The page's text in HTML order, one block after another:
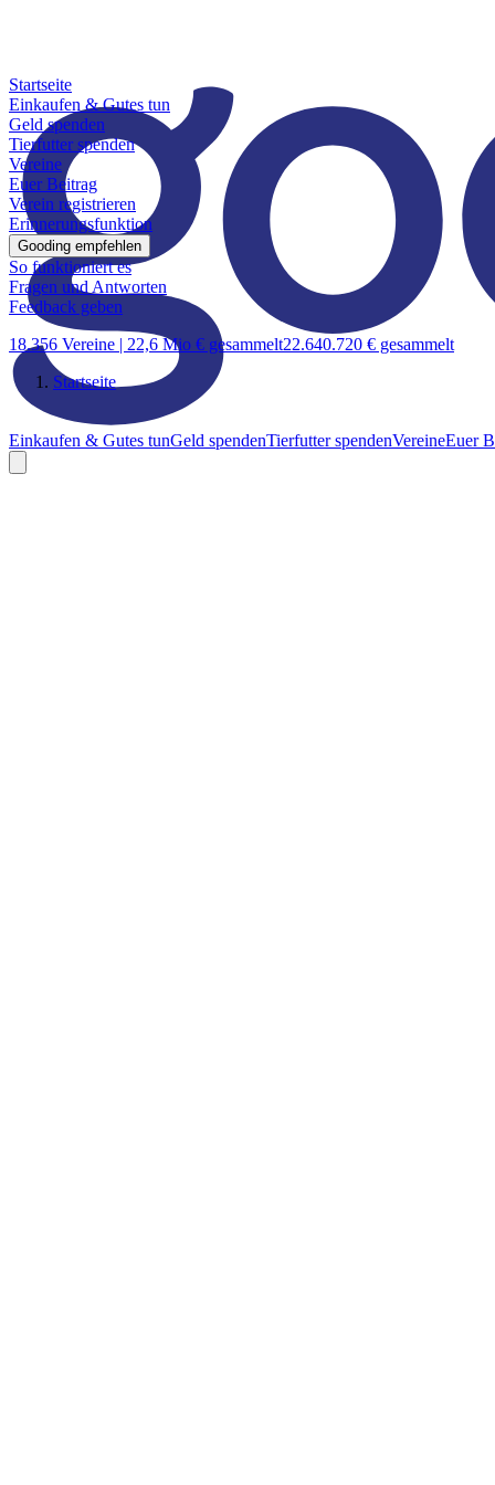
Einkaufen & Gutes tunGeld spendenTierfutter spendenVereineEuer
Startseite
Einkaufen & Gutes tun
Geld spenden
Tierfutter spenden
Vereine
Euer Beitrag
Verein registrieren
Erinnerungsfunktion
Gooding empfehlen
So funktioniert es
Fragen und Antworten
Feedback geben
18.356 Vereine | 22,6 Mio € gesammelt22.640.720 € gesammelt
Startseite